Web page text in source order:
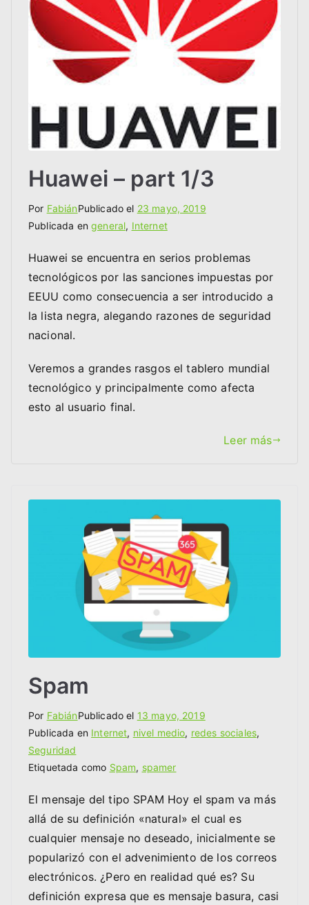
Huawei – part 1/3
Por FabiánPublicado el 23 mayo, 2019
Publicada engeneral, Internet
Huawei se encuentra en serios problemas
tecnológicos por las sanciones impuestas por
EEUU como consecuencia a ser introducido a
la lista negra, alegando razones de seguridad
nacional.
Veremos a grandes rasgos el tablero mundial
tecnológico y principalmente como afecta
esto al usuario final.
Leer más
Spam
Por FabiánPublicado el 13 mayo, 2019
Publicada en Internet, nivel medio, redes sociales,
Seguridad
Etiquetada como Spam, spamer
El mensaje del tipo SPAM Hoy el spam va más
allá de su definición «natural» el cual es
cualquier mensaje no deseado, inicialmente se
popularizó con el advenimiento de los correos
electrónicos. ¿Pero en realidad qué es? Su
definición expresa que es mensaje basura, casi